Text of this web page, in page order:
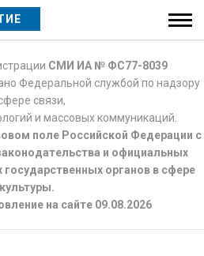
СМИ ИА № ФС77-8039
Федеральной службой по надзору
связи,
и массовых коммуникаций.
поле Российской Федерации с
и официальных
органов в сфере
культуры.
на сайте 09.08.2026